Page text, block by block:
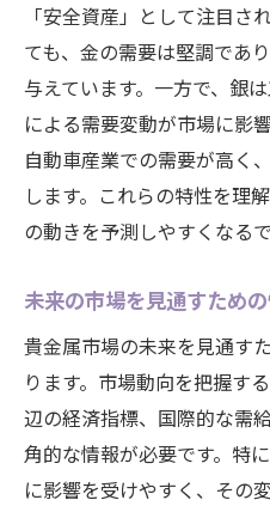
「安全資産」として注目さ
ても、金の需要は堅調であ
与えています。一方で、銀
による需要変動が市場に影
自動車産業での需要が高く
します。これらの特性を理
の動きを予測しやすくなるで
未来の市場を見通すため
貴金属市場の未来を見通す
ります。市場動向を把握す
辺の経済指標、国際的な需
角的な情報が必要です。特
に影響を受けやすく、その